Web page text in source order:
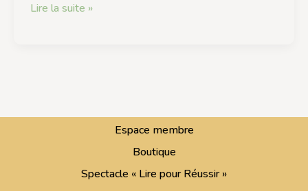
Lire la suite »
Espace membre
Boutique
Spectacle « Lire pour Réussir »